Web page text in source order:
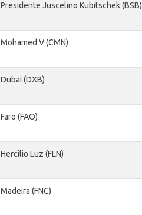
Presidente Juscelino Kubitschek (BSB)
Mohamed V (CMN)
Dubai (DXB)
Faro (FAO)
Hercilio Luz (FLN)
Madeira (FNC)